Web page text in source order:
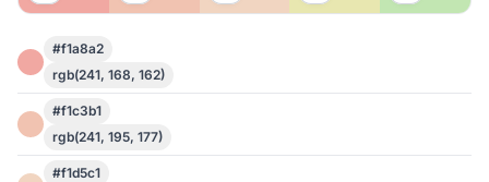
#f1a8a2
rgb(241, 168, 162)
#f1c3b1
rgb(241, 195, 177)
#f1d5c1